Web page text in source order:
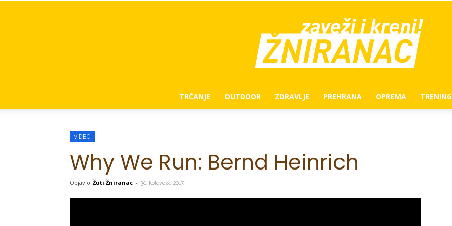
TRČANJE OUTDOOR ZDRAVLJE PREHRANA OPREMA TRENING
VIDEO
Why We Run: Bernd Heinrich
Objavio Žuti Žniranac - 30. kolovoza 2017.